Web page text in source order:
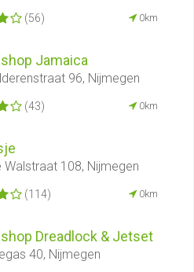
(56) 0km
Jamaica
96, Nijmegen
(43) 0km
Walstraat 108, Nijmegen
(114) 0km
Dreadlock & Jetset
40, Nijmegen